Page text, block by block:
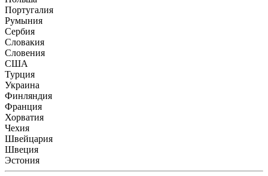
Португалия
Румыния
Сербия
Словакия
Словения
США
Турция
Украина
Финляндия
Франция
Хорватия
Чехия
Швейцария
Швеция
Эстония